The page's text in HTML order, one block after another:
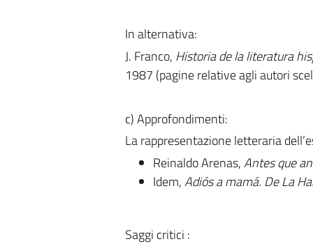
In alternativa:
J. Franco, Historia de la literatura
1987 (pagine relative agli autori
c) Approfondimenti:
La rappresentazione letteraria
Reinaldo Arenas,Antes que
Idem,Adiós a mamá. De La
Saggi critici :